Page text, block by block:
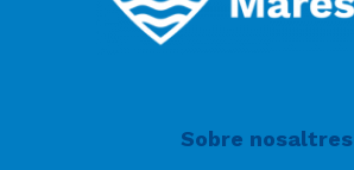
Sobre nosaltres